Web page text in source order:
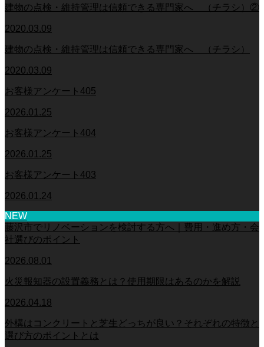
建物の点検・維持管理は信頼できる専門家へ （チラシ）②
2020.03.09
建物の点検・維持管理は信頼できる専門家へ （チラシ）
2020.03.09
お客様アンケート405
2026.01.25
お客様アンケート404
2026.01.25
お客様アンケート403
2026.01.24
NEW
藤沢市でリノベーションを検討する方へ｜費用・進め方・会
社選びのポイント
2026.08.01
火災報知器の設置義務とは？使用期限はあるのかを解説
2026.04.18
外構はコンクリートと芝生どっちが良い？それぞれの特徴と
選び方のポイントとは